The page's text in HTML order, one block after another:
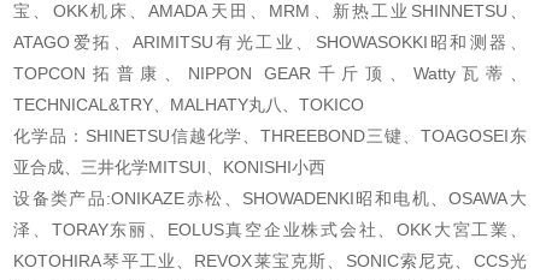
宝、OKK机床、AMADA天田、MRM、新热工业SHINNETSU、
ATAGO爱拓、ARIMITSU有光工业、SHOWASOKKI昭和测器、
TOPCON拓普康、NIPPON GEAR千斤顶、Watty瓦蒂、
TECHNICAL&TRY、MALHATY丸八、TOKICO
化学品：SHINETSU信越化学、THREEBOND三键、TOAGOSEI东
亚合成、三井化学MITSUI、KONISHI小西
设备类产品:ONIKAZE赤松、SHOWADENKI昭和电机、OSAWA大
泽、TORAY东丽、EOLUS真空企业株式会社、OKK大宮工業、
KOTOHIRA琴平工业、REVOX莱宝克斯、SONIC索尼克、CCS光